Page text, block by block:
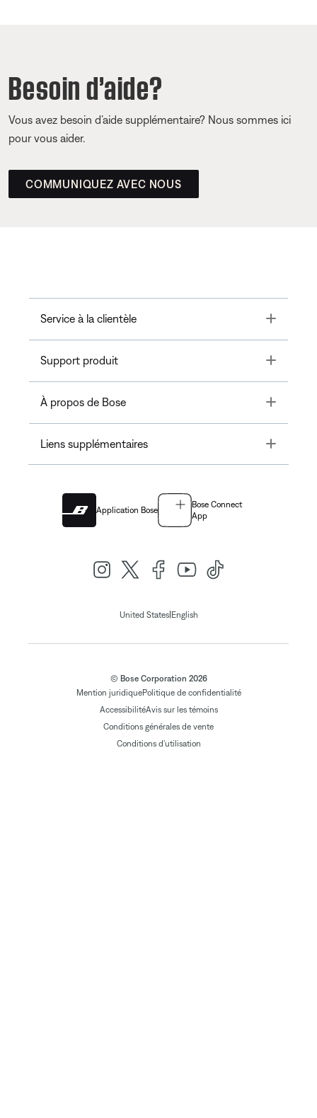
Besoin d’aide?
Vous avez besoin d’aide supplémentaire? Nous sommes ici
pour vous aider.
COMMUNIQUEZ AVEC NOUS
Service à la clientèle Toggle
Support produit Toggle
À propos de Bose Toggle
Liens supplémentaires Toggle
Application Bose
Bose Connect
App
United States| English
© Bose Corporation 2026
Mention juridiquePolitique de confidentialité
AccessibilitéAvis sur les témoins
Conditions générales de vente
Conditions d'utilisation